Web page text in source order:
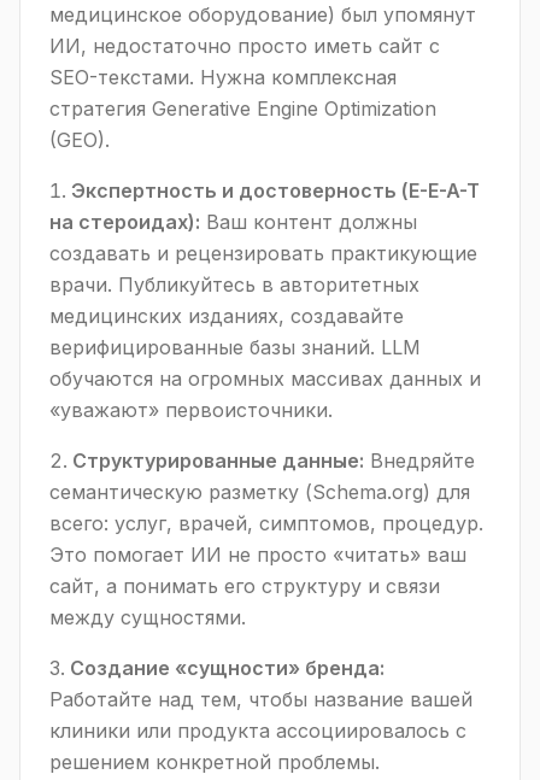
медицинское оборудование) был упомянут
ИИ, недостаточно просто иметь сайт с
SEO-текстами. Нужна комплексная
стратегия Generative Engine Optimization
(GEO).
Экспертность и достоверность (E-E-A-T
на стероидах): Ваш контент должны
создавать и рецензировать практикующие
врачи. Публикуйтесь в авторитетных
медицинских изданиях, создавайте
верифицированные базы знаний. LLM
обучаются на огромных массивах данных и
«уважают» первоисточники.
Структурированные данные: Внедряйте
семантическую разметку (Schema.org) для
всего: услуг, врачей, симптомов, процедур.
Это помогает ИИ не просто «читать» ваш
сайт, а понимать его структуру и связи
между сущностями.
Создание «сущности» бренда:
Работайте над тем, чтобы название вашей
клиники или продукта ассоциировалось с
решением конкретной проблемы.